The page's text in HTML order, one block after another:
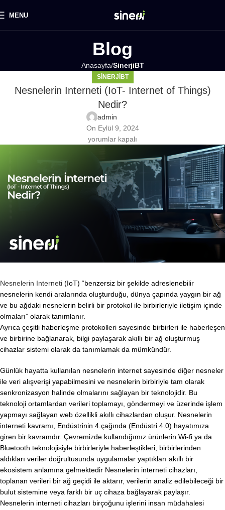
MENU
Blog
Anasayfa SinerjiBT
SINERJIBT
Nesnelerin Interneti (IoT- Internet of Things)
Nedir?
admin
On Eylül 9, 2024
yorumlar kapalı
Nesnelerin Interneti (IoT) “benzersiz bir şekilde adreslenebilir
nesnelerin kendi aralarında oluşturduğu, dünya çapında yaygın bir ağ
ve bu ağdaki nesnelerin belirli bir protokol ile birbirleriyle iletişim içinde
olmaları” olarak tanımlanır.
Ayrıca çeşitli haberleşme protokolleri sayesinde birbirleri ile haberleşen
ve birbirine bağlanarak, bilgi paylaşarak akıllı bir ağ oluşturmuş
cihazlar sistemi olarak da tanımlamak da mümkündür.
Günlük hayatta kullanılan nesnelerin internet sayesinde diğer nesneler
ile veri alışverişi yapabilmesini ve nesnelerin birbiriyle tam olarak
senkronizasyon halinde olmalarını sağlayan bir teknolojidir. Bu
teknoloji ortamlardan verileri toplamayı, göndermeyi ve üzerinde işlem
yapmayı sağlayan web özellikli akıllı cihazlardan oluşur. Nesnelerin
interneti kavramı, Endüstrinin 4.çağında (Endüstri 4.0) hayatımıza
giren bir kavramdır. Çevremizde kullandığımız ürünlerin Wi-fi ya da
Bluetooth teknolojisiyle birbirleriyle haberleştikleri, birbirlerinden
aldıkları veriler doğrultusunda uygulamalar yaptıkları akıllı bir
ekosistem anlamına gelmektedir Nesnelerin interneti cihazları,
toplanan verileri bir ağ geçidi ile aktarır, verilerin analiz edilebileceği bir
bulut sistemine veya farklı bir uç cihaza bağlayarak paylaşır.
Nesnelerin interneti cihazları birçoğunu işlerini insan müdahalesi